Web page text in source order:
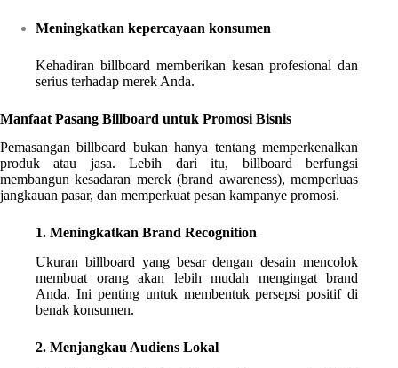
Meningkatkan kepercayaan konsumen
Kehadiran billboard memberikan kesan profesional dan
serius terhadap merek Anda.
Manfaat Pasang Billboard untuk Promosi Bisnis
Pemasangan billboard bukan hanya tentang memperkenalkan
produk atau jasa. Lebih dari itu, billboard berfungsi
membangun kesadaran merek (brand awareness), memperluas
jangkauan pasar, dan memperkuat pesan kampanye promosi.
1. Meningkatkan Brand Recognition
Ukuran billboard yang besar dengan desain mencolok
membuat orang akan lebih mudah mengingat brand
Anda. Ini penting untuk membentuk persepsi positif di
benak konsumen.
2. Menjangkau Audiens Lokal